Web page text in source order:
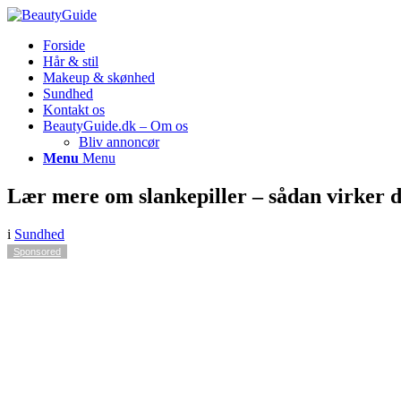
Forside
Hår & stil
Makeup & skønhed
Sundhed
Kontakt os
BeautyGuide.dk – Om os
Bliv annoncør
Menu Menu
Lær mere om slankepiller – sådan virker
i Sundhed
Sponsored